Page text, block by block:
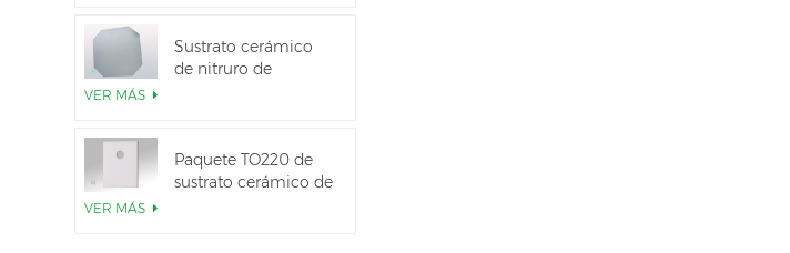
Sustrato cerámico
de nitruro de
VER MÁS
Paquete TO220 de
sustrato cerámico de
VER MÁS